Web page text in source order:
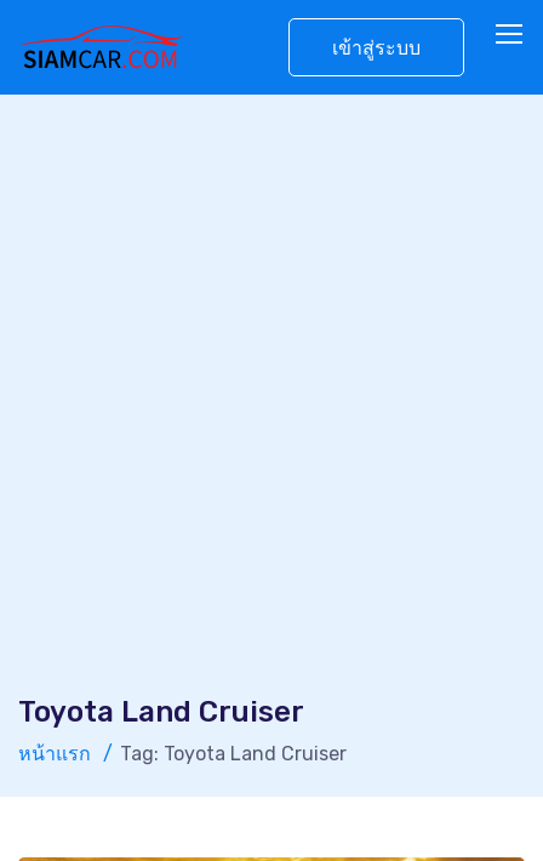
เข้าสู่ระบบ
Toyota Land Cruiser
หน้าแรก Tag: Toyota Land Cruiser